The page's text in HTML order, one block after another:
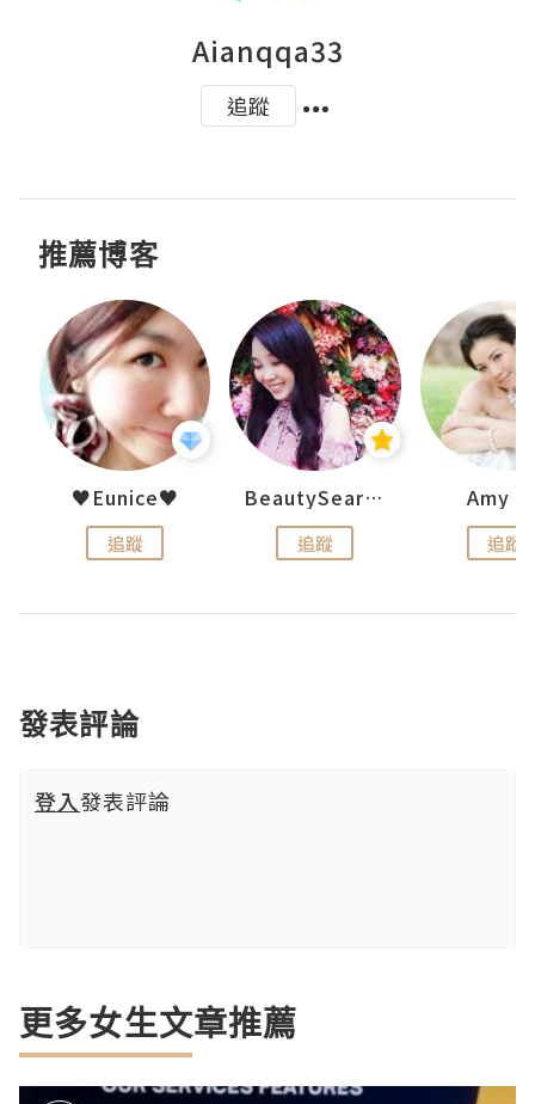
Aianqqa33
追蹤
推薦博客
♥Eunice♥
追蹤
BeautySearch
追蹤
Amy
追蹤
發表評論
登入發表評論
更多女生文章推薦